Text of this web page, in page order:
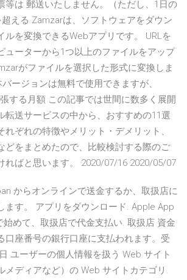
等は 郵送いたしません。（ただし、1日の
える Zamzarは、ソフトウェアをダウン
ルを変換できるWebアプリです。 URLを
ューターから1つ以上のファイルをアップ
がファイルを選択した形式に変換しま
ージョンは無料で使用できますが、
する月額 この記事では世間に数多く展開
転送サービスの中から、おすすめの11選
れぞれの特徴やメリット・デメリット、
どをまとめたので、比較検討する際のご
ればと思います。 2020/07/16 2020/05/07
からオンラインで送金するか、取扱店に
ます。 アプリをダウンロード. Apple App
めて、取扱店で代金支払い. 取扱店 資金
口座番号の銀行口座に支払われます。受
ユーザーの個人情報を扱う Web サイト
メディアなど）の Web サイトカテゴリ.